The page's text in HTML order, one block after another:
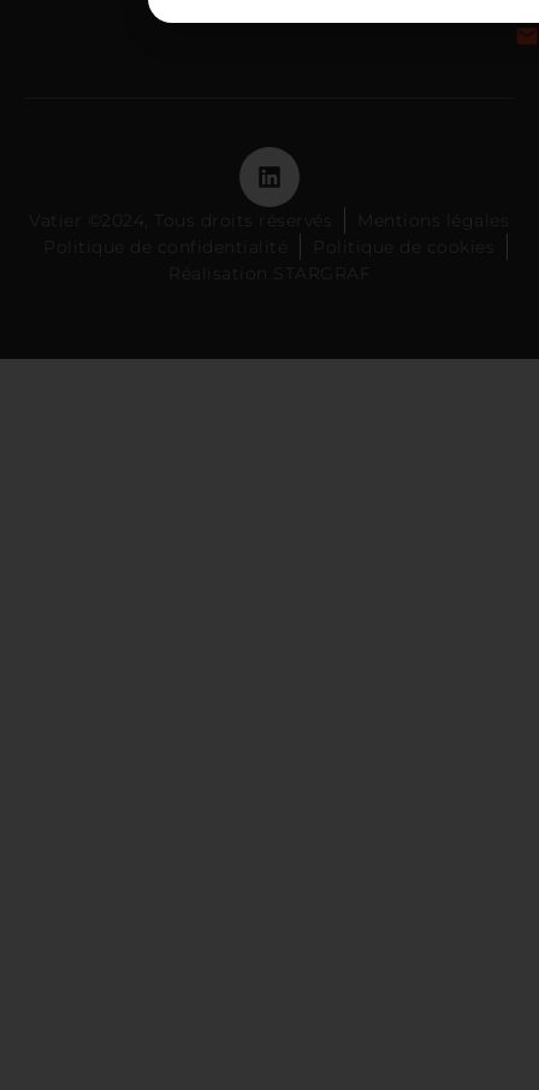
Vatier ©2024, Tous droits réservés
Mentions légales
Politique de confidentialité
Politique de cookies
Réalisation STARGRAF